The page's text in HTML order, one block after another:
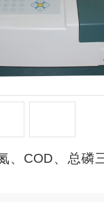
、COD、总磷